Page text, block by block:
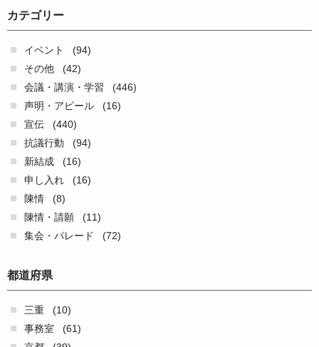
カテゴリー
イベント
(94)
その他
(42)
会議・講演・学習
(446)
声明・アピール
(16)
宣伝
(440)
抗議行動
(94)
新結成
(16)
申し入れ
(16)
陳情
(8)
陳情・請願
(11)
集会・パレード
(72)
都道府県
三重
(10)
事務室
(61)